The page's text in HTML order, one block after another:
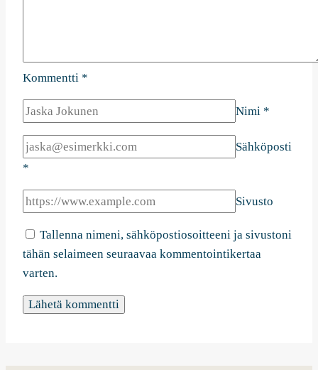
Kommentti *
Nimi *
Sähköposti
*
Sivusto
Tallenna nimeni, sähköpostiosoitteeni ja sivustoni
tähän selaimeen seuraavaa kommentointikertaa
varten.